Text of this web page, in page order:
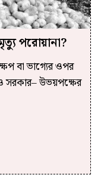
পরোয়ানা?
বা ভাগ্যের ওপর
সরকার– উভয়পক্ষের